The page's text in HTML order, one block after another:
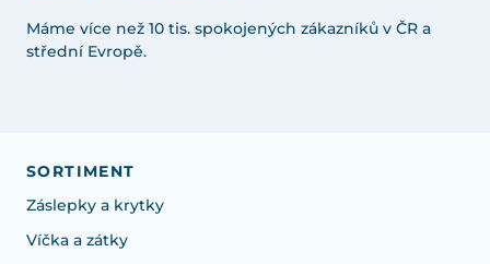
Máme více než 10 tis. spokojených zákazníků v ČR a
střední Evropě.
SORTIMENT
Záslepky a krytky
Víčka a zátky